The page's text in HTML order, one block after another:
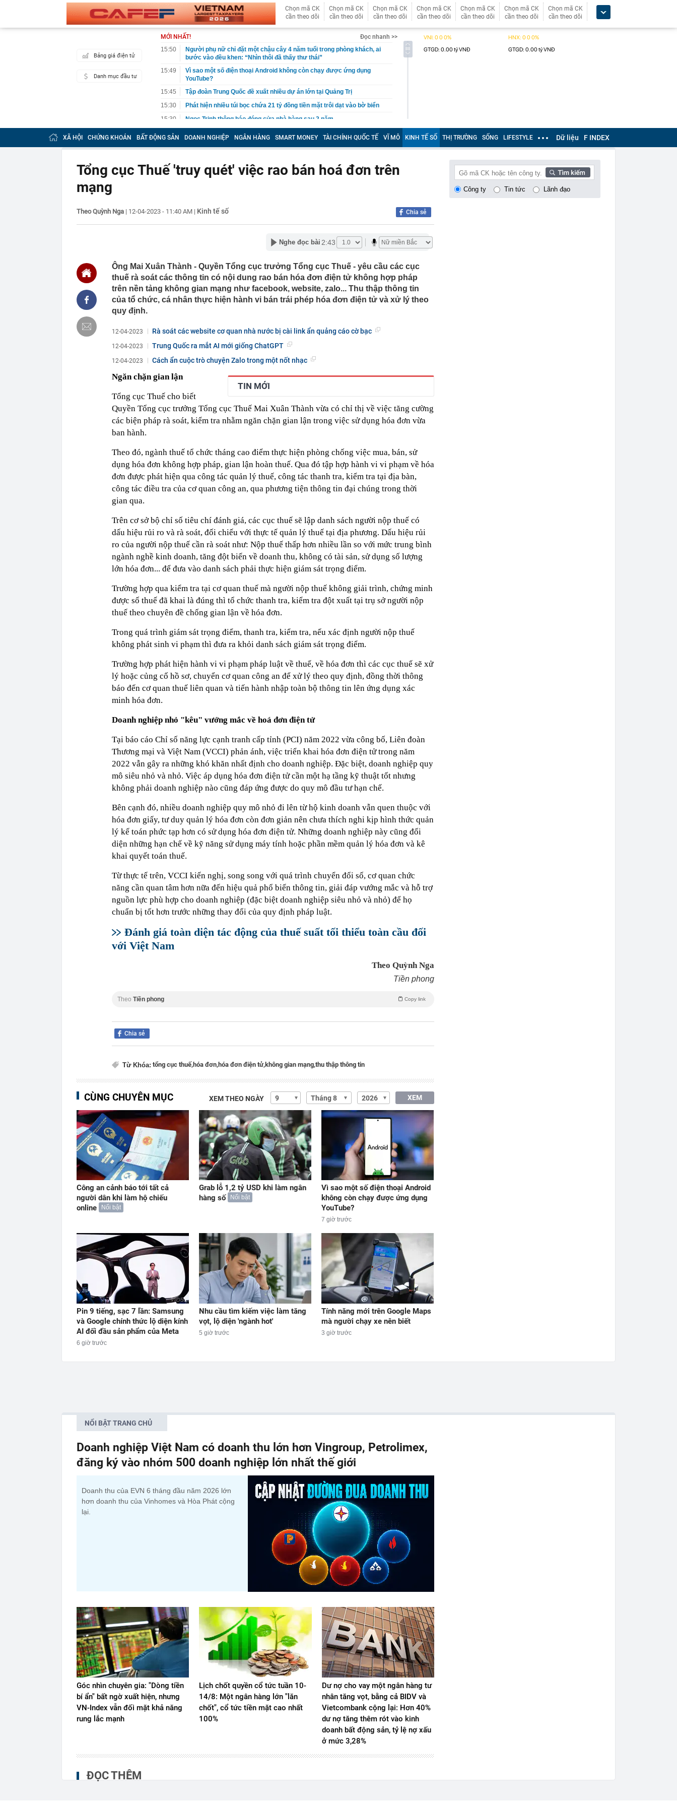
Chọn mã CK
cần theo dõi
Chọn mã CK
cần theo dõi
Chọn mã CK
cần theo dõi
Chọn mã CK
cần theo dõi
Chọn mã CK
cần theo dõi
Chọn mã CK
cần theo dõi
Chọn mã CK
cần theo dõi
Bảng giá điện tử
Danh mục đầu tư
MỚI NHẤT!
Đọc nhanh >>
15:50
Người phụ nữ chỉ đặt một chậu cây 4 năm tuổi trong phòng khách, ai
bước vào đều khen: “Nhìn thôi đã thấy thư thái”
15:49
Vì sao một số điện thoại Android không còn chạy được ứng dụng
YouTube?
15:45
Tập đoàn Trung Quốc đề xuất nhiều dự án lớn tại Quảng Trị
15:30
Phát hiện nhiều túi bọc chứa 21 tỷ đồng tiền mặt trôi dạt vào bờ biển
15:30
Ngọc Trinh thông báo đóng cửa nhà hàng sau 2 năm
15:27
Tập đoàn Đèo Cả đang nghiên cứu đầu tư nhiều dự án với tổng mức
đầu tư dự kiến gần 350.000 tỷ đồng
15:25
Điểm chuẩn Đại học Bách khoa Hà Nội cao nhất là 29,54
15:15
Vợ chồng Mạnh Trường thông báo về căn biệt thự 600m2 xây từ 2022
15:05
Điểm chuẩn Đại học Bách khoa Hà Nội cao nhất 29,54, đa phần các
Sắp triển khai đường sắt Hà Nội - Đồng Đăng hơn 5 tỷ USD
đìu hiu: Chuyện gì đang xảy ra?
14:45
Bên trong biệt thự 500m2 như khu nghỉ dưỡng của nam ca sĩ quê Ninh
Bình lấy vợ miền Tây, 3 thế hệ cùng chung sống
14:45
Công an có cảnh báo quan trọng liên quan đến sổ đỏ, người dân nên
14:41
Trước khi đi ngủ nửa tiếng, hãy kiên trì cùng con làm 3 việc này, 10
năm sau sự khác biệt giữa con và bạn bè đồng trang lứa sẽ thấy rõ
14:40
Vì sao ì ạch làm hạ tầng sạc xe điện trên cao tốc Bắc - Nam?
14:30
Pin 9 tiếng, sạc 7 lần: Samsung và Google chính thức lộ diện kính AI
đối đầu sản phẩm của Meta
XÃ HỘI CHỨNG KHOÁN BẤT ĐỘNG SẢN DOANH NGHIỆP NGÂN HÀNG SMART MONEY TÀI CHÍNH QUỐC TẾ VĨ MÔ KINH TẾ SỐ THỊ TRƯỜNG SỐNG LIFESTYLE Dữ liệu F INDEX
Tổng cục Thuế 'truy quét' việc rao bán hoá đơn trên
mạng
Theo Quỳnh Nga | 12-04-2023 - 11:40 AM | Kinh tế số Chia sẻ
Nghe đọc bài 2:43
Ông Mai Xuân Thành - Quyền Tổng cục trưởng Tổng cục Thuế - yêu cầu các cục
thuế rà soát các thông tin có nội dung rao bán hóa đơn điện tử không hợp pháp
trên nền tảng không gian mạng như facebook, website, zalo... Thu thập thông tin
của tổ chức, cá nhân thực hiện hành vi bán trái phép hóa đơn điện tử và xử lý theo
quy định.
12-04-2023 Rà soát các website cơ quan nhà nước bị cài link ẩn quảng cáo cờ bạc
12-04-2023 Trung Quốc ra mắt AI mới giống ChatGPT
12-04-2023 Cách ẩn cuộc trò chuyện Zalo trong một nốt nhạc
TIN MỚI
Ngăn chặn gian lận
Tổng cục Thuế cho biết
Quyền Tổng cục trưởng Tổng cục Thuế Mai Xuân Thành vừa có chỉ thị về việc tăng cường
các biện pháp rà soát, kiểm tra nhằm ngăn chặn gian lận trong việc sử dụng hóa đơn vừa
ban hành.
Theo đó, ngành thuế tổ chức tháng cao điểm thực hiện phòng chống việc mua, bán, sử
dụng hóa đơn không hợp pháp, gian lận hoàn thuế. Qua đó tập hợp hành vi vi phạm về hóa
đơn được phát hiện qua công tác quản lý thuế, công tác thanh tra, kiểm tra tại địa bàn,
công tác điều tra của cơ quan công an, qua phương tiện thông tin đại chúng trong thời
gian qua.
Trên cơ sở bộ chỉ số tiêu chí đánh giá, các cục thuế sẽ lập danh sách người nộp thuế có
dấu hiệu rủi ro và rà soát, đối chiếu với thực tế quản lý thuế tại địa phương. Dấu hiệu rủi
ro của người nộp thuế cần rà soát như: Nộp thuế thấp hơn nhiều lần so với mức trung bình
ngành nghề kinh doanh, tăng đột biến về doanh thu, không có tài sản, sử dụng số lượng
lớn hóa đơn... để đưa vào danh sách phải thực hiện giám sát trọng điểm.
Trường hợp qua kiểm tra tại cơ quan thuế mà người nộp thuế không giải trình, chứng minh
được số thuế đã khai là đúng thì tổ chức thanh tra, kiểm tra đột xuất tại trụ sở người nộp
thuế theo chuyên đề chống gian lận về hóa đơn.
Trong quá trình giám sát trọng điểm, thanh tra, kiểm tra, nếu xác định người nộp thuế
không phát sinh vi phạm thì đưa ra khỏi danh sách giám sát trọng điểm.
Trường hợp phát hiện hành vi vi phạm pháp luật về thuế, về hóa đơn thì các cục thuế sẽ xử
lý hoặc củng cố hồ sơ, chuyển cơ quan công an để xử lý theo quy định, đồng thời thông
báo đến cơ quan thuế liên quan và tiến hành nhập toàn bộ thông tin lên ứng dụng xác
minh hóa đơn.
Doanh nghiệp nhỏ "kêu" vướng mắc về hoá đơn điện tử
Tại báo cáo Chỉ số năng lực cạnh tranh cấp tỉnh (PCI) năm 2022 vừa công bố, Liên đoàn
Thương mại và Việt Nam (VCCI) phản ánh, việc triển khai hóa đơn điện tử trong năm
2022 vẫn gây ra những khó khăn nhất định cho doanh nghiệp. Đặc biệt, doanh nghiệp quy
mô siêu nhỏ và nhỏ. Việc áp dụng hóa đơn điện tử cần một hạ tầng kỹ thuật tốt nhưng
không phải doanh nghiệp nào cũng đáp ứng được do quy mô đầu tư hạn chế.
Bên cạnh đó, nhiều doanh nghiệp quy mô nhỏ đi lên từ hộ kinh doanh vẫn quen thuộc với
hóa đơn giấy, tư duy quản lý hóa đơn còn đơn giản nên chưa thích nghi kịp hình thức quản
lý kế toán phức tạp hơn có sử dụng hóa đơn điện tử. Những doanh nghiệp này cũng đối
diện những hạn chế về kỹ năng sử dụng máy tính hoặc phần mềm quản lý hóa đơn và kê
khai quyết toán thuế.
Từ thực tế trên, VCCI kiến nghị, song song với quá trình chuyển đổi số, cơ quan chức
năng cần quan tâm hơn nữa đến hiệu quả phổ biến thông tin, giải đáp vướng mắc và hỗ trợ
nguồn lực phù hợp cho doanh nghiệp (đặc biệt doanh nghiệp siêu nhỏ và nhỏ) để họ
chuẩn bị tốt hơn trước những thay đổi của quy định pháp luật.
Đánh giá toàn diện tác động của thuế suất tối thiểu toàn cầu đối
với Việt Nam
Theo Quỳnh Nga
Tiền phong
Theo Tiền phong Copy link
Chia sẻ
Từ Khóa: tổng cục thuế,hóa đơn,hóa đơn điện tử,không gian mạng,thu thập thông tin
CÙNG CHUYÊN MỤC XEM THEO NGÀY XEM
Công an cảnh báo tới tất cả
người dân khi làm hộ chiếu
online
Nổi bật
Grab lỗ 1,2 tỷ USD khi làm ngân
hàng số
Nổi bật
Vì sao một số điện thoại Android
không còn chạy được ứng dụng
YouTube?
7 giờ trước
Pin 9 tiếng, sạc 7 lần: Samsung
và Google chính thức lộ diện kính
AI đối đầu sản phẩm của Meta
6 giờ trước
Nhu cầu tìm kiếm việc làm tăng
vọt, lộ diện 'ngành hot'
5 giờ trước
Tính năng mới trên Google Maps
mà người chạy xe nên biết
3 giờ trước
Công ty Tin tức Lãnh đạo
NỔI BẬT TRANG CHỦ
Doanh nghiệp Việt Nam có doanh thu lớn hơn Vingroup, Petrolimex,
đăng ký vào nhóm 500 doanh nghiệp lớn nhất thế giới
Doanh thu của EVN 6 tháng đầu năm 2026 lớn
hơn doanh thu của Vinhomes và Hòa Phát cộng
lại.
Góc nhìn chuyên gia: "Dòng tiền
bí ẩn" bất ngờ xuất hiện, nhưng
VN-Index vẫn đối mặt khả năng
rung lắc mạnh
Lịch chốt quyền cổ tức tuần 10-
14/8: Một ngân hàng lớn "lăn
chốt", cổ tức tiền mặt cao nhất
100%
Dư nợ cho vay một ngân hàng tư
nhân tăng vọt, bằng cả BIDV và
Vietcombank cộng lại: Hơn 40%
dư nợ tăng thêm rót vào kinh
doanh bất động sản, tỷ lệ nợ xấu
ở mức 3,28%
ĐỌC THÊM